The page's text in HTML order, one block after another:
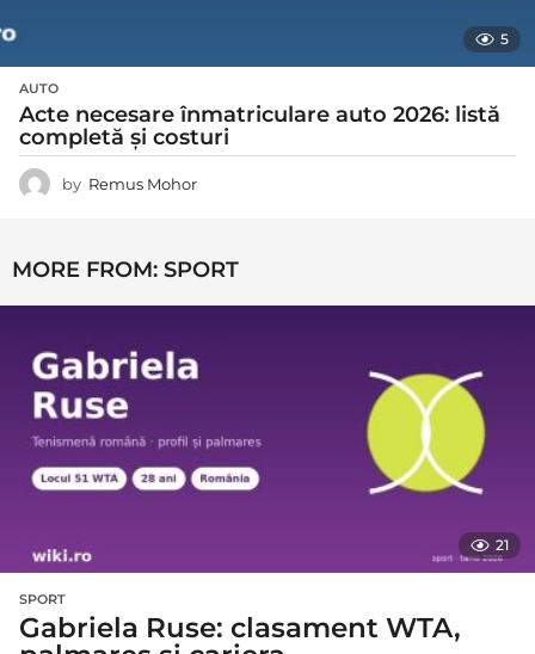
5
AUTO
Acte necesare înmatriculare auto 2026: listă
completă și costuri
by Remus Mohor
MORE FROM: SPORT
21
SPORT
Gabriela Ruse: clasament WTA,